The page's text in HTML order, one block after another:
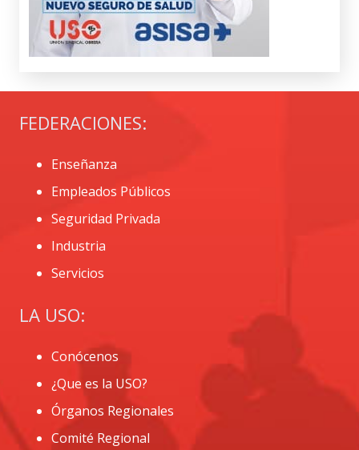
FEDERACIONES:
Enseñanza
Empleados Públicos
Seguridad Privada
Industria
Servicios
LA USO:
Conócenos
¿Que es la USO?
Órganos Regionales
Comité Regional